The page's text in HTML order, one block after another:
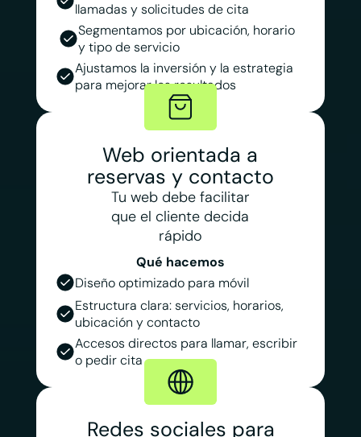
llamadas y solicitudes de cita
Segmentamos por ubicación, horario
y tipo de servicio
Ajustamos la inversión y la estrategia
para mejorar los resultados
Web orientada a
reservas y contacto
Tu web debe facilitar
que el cliente decida
rápido
Qué hacemos
Diseño optimizado para móvil
Estructura clara: servicios, horarios,
ubicación y contacto
Accesos directos para llamar, escribir
o pedir cita
Redes sociales para